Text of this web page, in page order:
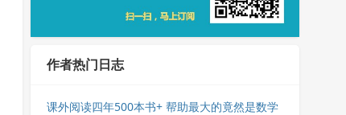
作者热门日志
课外阅读四年500本书+ 帮助最大的竟然是数学